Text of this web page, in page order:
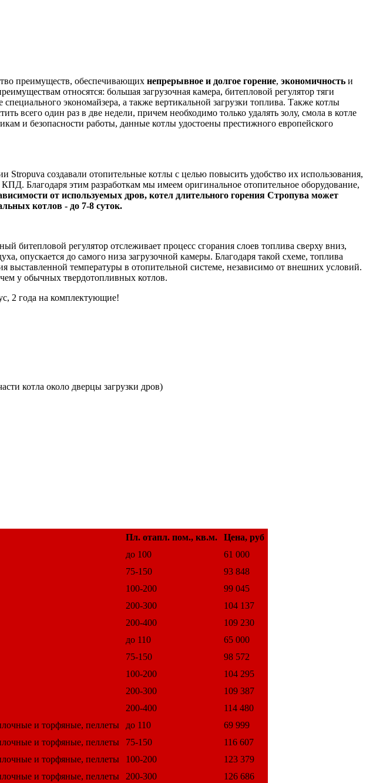
преимуществ, обеспечивающих непрерывное и долгое горение, экономичность и
относятся: большая загрузочная камера, битепловой регулятор тяги
экономайзера, а также вертикальной загрузки топлива. Также котлы
всего один раз в две недели, причем необходимо только удалять золу, смола в котле
и безопасности работы, данные котлы удостоены престижного европейского
создавали отопительные котлы с целью повысить удобство их использования,
Благодаря этим разработкам мы имеем оригинальное отопительное оборудование,
от используемых дров, котел длительного горения Стропува может
котлов - до 7-8 суток.
битепловой регулятор отслеживает процесс сгорания слоев топлива сверху вниз,
опускается до самого низа загрузочной камеры. Благодаря такой схеме, топлива
выставленной температуры в отопительной системе, независимо от внешних условий.
у обычных твердотопливных котлов.
2 года на комплектующие!
котла около дверцы загрузки дров)
Пл. отапл. пом., кв.м.
Цена, руб
до 100
61 000
75-150
93 848
100-200
99 045
200-300
104 137
200-400
109 230
до 110
65 000
75-150
98 572
100-200
104 295
200-300
109 387
200-400
114 480
и торфяные, пеллеты до 110
69 999
и торфяные, пеллеты 75-150
116 607
и торфяные, пеллеты 100-200
123 379
и торфяные, пеллеты 200-300 126 686